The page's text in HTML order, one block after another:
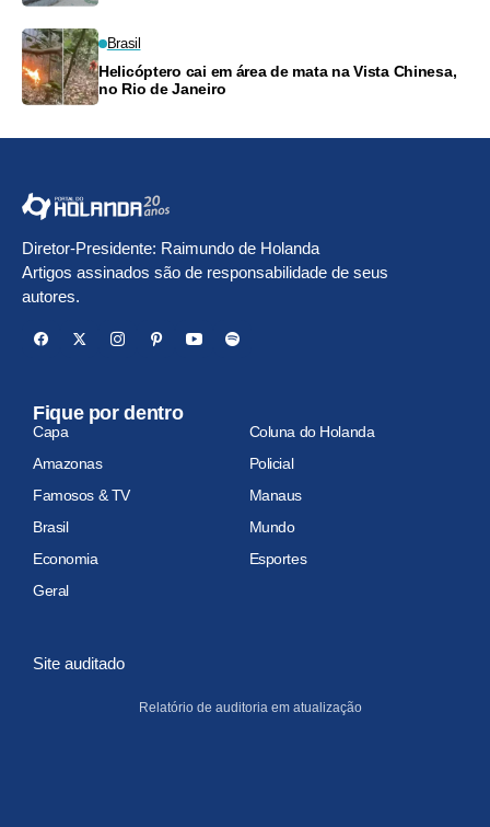
Brasil
Helicóptero cai em área de mata na Vista Chinesa,
no Rio de Janeiro
Diretor-Presidente: Raimundo de Holanda
Artigos assinados são de responsabilidade de seus
autores.
Fique por dentro
Capa
Coluna do Holanda
Amazonas
Policial
Famosos & TV
Manaus
Brasil
Mundo
Economia
Esportes
Geral
Site auditado
Relatório de auditoria em atualização